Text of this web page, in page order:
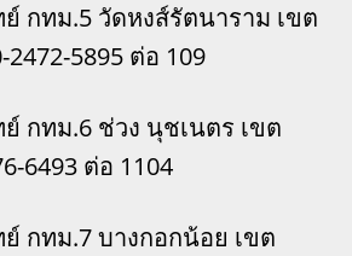
กทม.5 วัดหงส์รัตนาราม เขต
5895 ต่อ 109
กทม.6 ช่วง นุชเนตร เขต
6493 ต่อ 1104
กทม.7 บางกอกน้อย เขต